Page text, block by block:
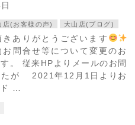
店(お客様の声) 大山店(ブログ)
ありがとうございます
問合せ等について変更のお
。 従来HPよりメールのお問
たが 2021年12月1日よりお
…